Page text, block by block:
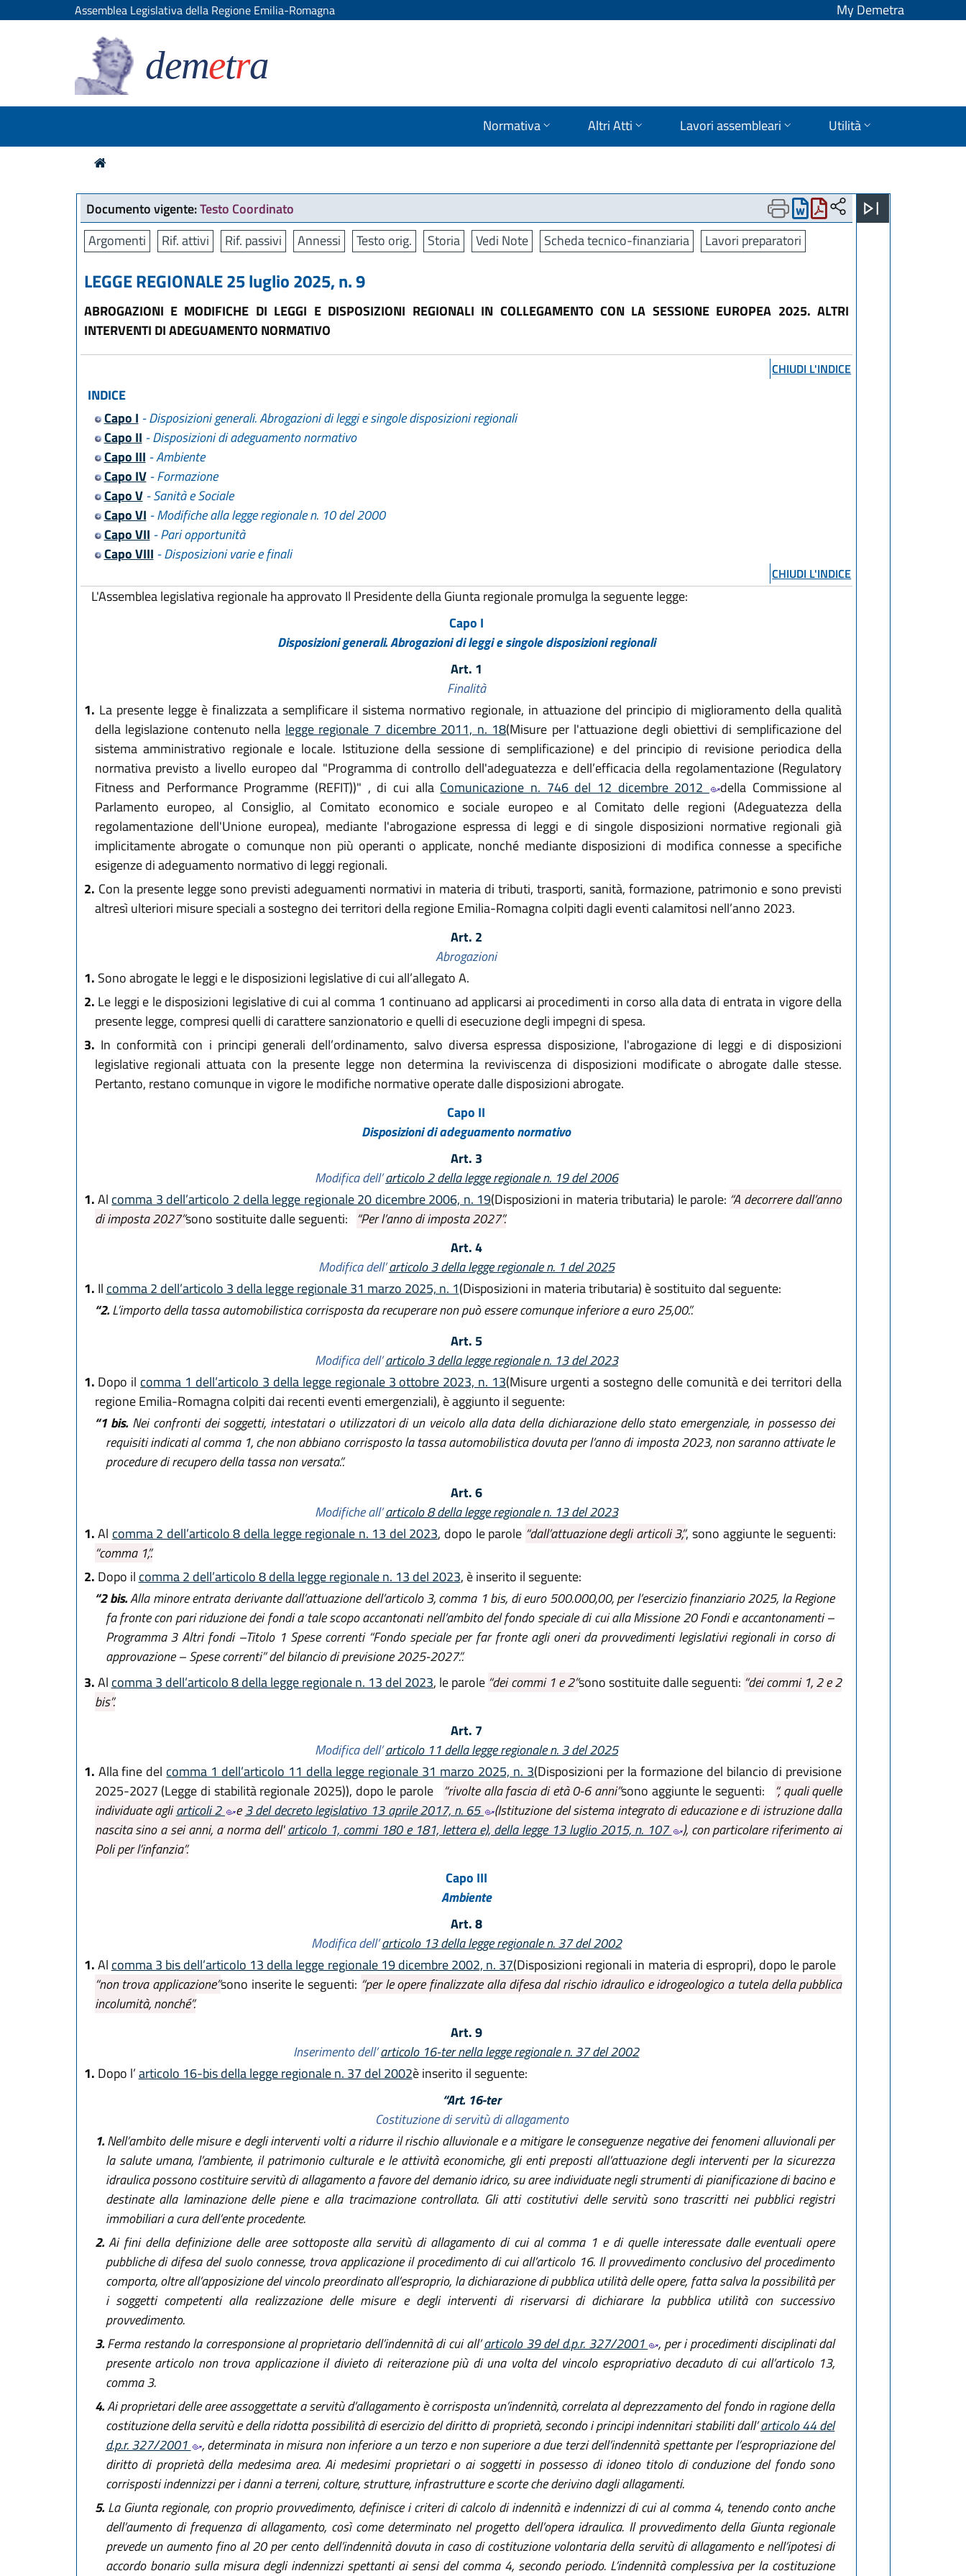
Assemblea Legislativa della Regione Emilia-Romagna My Demetra
demetra
Normativa Altri Atti Lavori assembleari Utilità
Documento vigente:Testo Coordinato
Argomenti
Rif. attivi Rif. passivi Annessi Testo orig. Storia Vedi Note Scheda tecnico-finanziaria Lavori preparatori
LEGGE REGIONALE 25 luglio 2025, n. 9
ABROGAZIONI E MODIFICHE DI LEGGI E DISPOSIZIONI REGIONALI IN COLLEGAMENTO CON LA SESSIONE EUROPEA 2025. ALTRI
INTERVENTI DI ADEGUAMENTO NORMATIVO
CHIUDI L'INDICE
INDICE
Capo I - Disposizioni generali. Abrogazioni di leggi e singole disposizioni regionali
Capo II - Disposizioni di adeguamento normativo
Capo III - Ambiente
Capo IV- Formazione
Capo V- Sanità e Sociale
Capo VI - Modifiche alla legge regionale n. 10 del 2000
Capo VII - Pari opportunità
Capo VIII - Disposizioni varie e finali
CHIUDI L'INDICE
L'Assemblea legislativa regionale ha approvato Il Presidente della Giunta regionale promulga la seguente legge:
Capo I
Disposizioni generali. Abrogazioni di leggi e singole disposizioni regionali
Art. 1
Finalità
1. La presente legge è finalizzata a semplificare il sistema normativo regionale, in attuazione del principio di miglioramento della qualità
della legislazione contenuto nella legge regionale 7 dicembre 2011, n. 18(Misure per l'attuazione degli obiettivi di semplificazione del
sistema amministrativo regionale e locale. Istituzione della sessione di semplificazione) e del principio di revisione periodica della
normativa previsto a livello europeo dal "Programma di controllo dell'adeguatezza e dell’efficacia della regolamentazione (Regulatory
Fitness and Performance Programme (REFIT))" , di cui alla Comunicazione n. 746 del 12 dicembre 2012
della Commissione al
Parlamento europeo, al Consiglio, al Comitato economico e sociale europeo e al Comitato delle regioni (Adeguatezza della
regolamentazione dell'Unione europea), mediante l'abrogazione espressa di leggi e di singole disposizioni normative regionali già
implicitamente abrogate o comunque non più operanti o applicate, nonché mediante disposizioni di modifica connesse a specifiche
esigenze di adeguamento normativo di leggi regionali.
2. Con la presente legge sono previsti adeguamenti normativi in materia di tributi, trasporti, sanità, formazione, patrimonio e sono previsti
altresì ulteriori misure speciali a sostegno dei territori della regione Emilia-Romagna colpiti dagli eventi calamitosi nell’anno 2023.
Art. 2
Abrogazioni
1. Sono abrogate le leggi e le disposizioni legislative di cui all’allegato A.
2. Le leggi e le disposizioni legislative di cui al comma 1 continuano ad applicarsi ai procedimenti in corso alla data di entrata in vigore della
presente legge, compresi quelli di carattere sanzionatorio e quelli di esecuzione degli impegni di spesa.
3. In conformità con i principi generali dell’ordinamento, salvo diversa espressa disposizione, l'abrogazione di leggi e di disposizioni
legislative regionali attuata con la presente legge non determina la reviviscenza di disposizioni modificate o abrogate dalle stesse.
Pertanto, restano comunque in vigore le modifiche normative operate dalle disposizioni abrogate.
Capo II
Disposizioni di adeguamento normativo
Art. 3
Modifica dell’articolo 2 della legge regionale n. 19 del 2006
1.Al comma 3 dell’articolo 2 della legge regionale 20 dicembre 2006, n. 19(Disposizioni in materia tributaria) le parole: “A decorrere dall’anno
di imposta 2027”sono sostituite dalle seguenti: “Per l’anno di imposta 2027”.
Art. 4
Modifica dell’articolo 3 della legge regionale n. 1 del 2025
1. Il comma 2 dell’articolo 3 della legge regionale 31 marzo 2025, n. 1(Disposizioni in materia tributaria) è sostituito dal seguente:
“2.L’importo della tassa automobilistica corrisposta da recuperare non può essere comunque inferiore a euro 25,00.”.
Art. 5
Modifica dell’articolo 3 della legge regionale n. 13 del 2023
1. Dopo il comma 1 dell’articolo 3 della legge regionale 3 ottobre 2023, n. 13(Misure urgenti a sostegno delle comunità e dei territori della
regione Emilia-Romagna colpiti dai recenti eventi emergenziali), è aggiunto il seguente:
“1 bis.Nei confronti dei soggetti, intestatari o utilizzatori di un veicolo alla data della dichiarazione dello stato emergenziale, in possesso dei
requisiti indicati al comma 1, che non abbiano corrisposto la tassa automobilistica dovuta per l’anno di imposta 2023, non saranno attivate le
procedure di recupero della tassa non versata.”.
Art. 6
Modifiche all’articolo 8 della legge regionale n. 13 del 2023
1.Al comma 2 dell’articolo 8 della legge regionale n. 13 del 2023, dopo le parole “dall’attuazione degli articoli 3,”, sono aggiunte le seguenti:
“comma 1,”.
2. Dopo il comma 2 dell’articolo 8 della legge regionale n. 13 del 2023, è inserito il seguente:
“2 bis.Alla minore entrata derivante dall’attuazione dell’articolo 3, comma 1 bis, di euro 500.000,00, per l’esercizio finanziario 2025, la Regione
fa fronte con pari riduzione dei fondi a tale scopo accantonati nell’ambito del fondo speciale di cui alla Missione 20 Fondi e accantonamenti –
Programma 3 Altri fondi –Titolo 1 Spese correnti “Fondo speciale per far fronte agli oneri da provvedimenti legislativi regionali in corso di
approvazione – Spese correnti” del bilancio di previsione 2025-2027.”.
3.Al comma 3 dell’articolo 8 della legge regionale n. 13 del 2023, le parole “dei commi 1 e 2”sono sostituite dalle seguenti: “dei commi 1, 2 e 2
bis”.
Art. 7
Modifica dell’articolo 11 della legge regionale n. 3 del 2025
1. Alla fine del comma 1 dell’articolo 11 della legge regionale 31 marzo 2025, n. 3(Disposizioni per la formazione del bilancio di previsione
2025-2027 (Legge di stabilità regionale 2025)), dopo le parole “rivolte alla fascia di età 0-6 anni”sono aggiunte le seguenti: “, quali quelle
individuate agliarticoli 2 e3 del decreto legislativo 13 aprile 2017, n. 65
(Istituzione del sistema integrato di educazione e di istruzione dalla
nascita sino a sei anni, a norma dell'articolo 1, commi 180 e 181, lettera e), della legge 13 luglio 2015, n. 107
), con particolare riferimento ai
Poli per l’infanzia”.
Capo III
Ambiente
Art. 8
Modifica dell’articolo 13 della legge regionale n. 37 del 2002
1.Al comma 3 bis dell’articolo 13 della legge regionale 19 dicembre 2002, n. 37(Disposizioni regionali in materia di espropri), dopo le parole
“non trova applicazione”sono inserite le seguenti: “per le opere finalizzate alla difesa dal rischio idraulico e idrogeologico a tutela della pubblica
incolumità, nonché”.
Art. 9
Inserimento dell’articolo 16-ter nella legge regionale n. 37 del 2002
1. Dopo l’articolo 16-bis della legge regionale n. 37 del 2002è inserito il seguente:
“Art. 16-ter
Costituzione di servitù di allagamento
1.Nell’ambito delle misure e degli interventi volti a ridurre il rischio alluvionale e a mitigare le conseguenze negative dei fenomeni alluvionali per
la salute umana, l’ambiente, il patrimonio culturale e le attività economiche, gli enti preposti all’attuazione degli interventi per la sicurezza
idraulica possono costituire servitù di allagamento a favore del demanio idrico, su aree individuate negli strumenti di pianificazione di bacino e
destinate alla laminazione delle piene e alla tracimazione controllata. Gli atti costitutivi delle servitù sono trascritti nei pubblici registri
immobiliari a cura dell’ente procedente.
2.Ai fini della definizione delle aree sottoposte alla servitù di allagamento di cui al comma 1 e di quelle interessate dalle eventuali opere
pubbliche di difesa del suolo connesse, trova applicazione il procedimento di cui all’articolo 16. Il provvedimento conclusivo del procedimento
comporta, oltre all’apposizione del vincolo preordinato all’esproprio, la dichiarazione di pubblica utilità delle opere, fatta salva la possibilità per
i soggetti competenti alla realizzazione delle misure e degli interventi di riservarsi di dichiarare la pubblica utilità con successivo
provvedimento.
3.Ferma restando la corresponsione al proprietario dell’indennità di cui all’articolo 39 del d.p.r. 327/2001
, per i procedimenti disciplinati dal
presente articolo non trova applicazione il divieto di reiterazione più di una volta del vincolo espropriativo decaduto di cui all’articolo 13,
comma 3.
4.Ai proprietari delle aree assoggettate a servitù d’allagamento è corrisposta un’indennità, correlata al deprezzamento del fondo in ragione della
costituzione della servitù e della ridotta possibilità di esercizio del diritto di proprietà, secondo i principi indennitari stabiliti dall’articolo 44 del
d.p.r. 327/2001
, determinata in misura non inferiore a un terzo e non superiore a due terzi dell’indennità spettante per l’espropriazione del
diritto di proprietà della medesima area. Ai medesimi proprietari o ai soggetti in possesso di idoneo titolo di conduzione del fondo sono
corrisposti indennizzi per i danni a terreni, colture, strutture, infrastrutture e scorte che derivino dagli allagamenti.
5.La Giunta regionale, con proprio provvedimento, definisce i criteri di calcolo di indennità e indennizzi di cui al comma 4, tenendo conto anche
dell’aumento di frequenza di allagamento, così come determinato nel progetto dell’opera idraulica. Il provvedimento della Giunta regionale
prevede un aumento fino al 20 per cento dell’indennità dovuta in caso di costituzione volontaria della servitù di allagamento e nell’ipotesi di
accordo bonario sulla misura degli indennizzi spettanti ai sensi del comma 4, secondo periodo. L’indennità complessiva per la costituzione